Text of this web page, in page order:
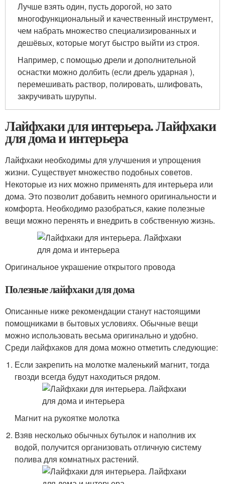
Лучше взять один, пусть дорогой, но зато
многофункциональный и качественный инструмент,
чем набрать множество специализированных и
дешёвых, которые могут быстро выйти из строя.
Например, с помощью дрели и дополнительной
оснастки можно долбить (если дрель ударная ),
перемешивать раствор, полировать, шлифовать,
закручивать шурупы.
Лайфхаки для интерьера. Лайфхаки
для дома и интерьера
Лайфхаки необходимы для улучшения и упрощения
жизни. Существует множество подобных советов.
Некоторые из них можно применять для интерьера или
дома. Это позволит добавить немного оригинальности и
комфорта. Необходимо разобраться, какие полезные
вещи можно перенять и внедрить в собственную жизнь.
Оригинальное украшение открытого провода
Полезные лайфхаки для дома
Описанные ниже рекомендации станут настоящими
помощниками в бытовых условиях. Обычные вещи
можно использовать весьма оригинально и удобно.
Среди лайфхаков для дома можно отметить следующие:
Если закрепить на молотке маленький магнит, тогда
гвозди всегда будут находиться рядом.
Магнит на рукоятке молотка
Взяв несколько обычных бутылок и наполнив их
водой, получится организовать отличную систему
полива для комнатных растений.